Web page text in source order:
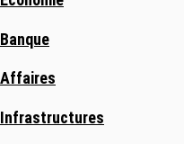
Banque
Affaires
Infrastructures